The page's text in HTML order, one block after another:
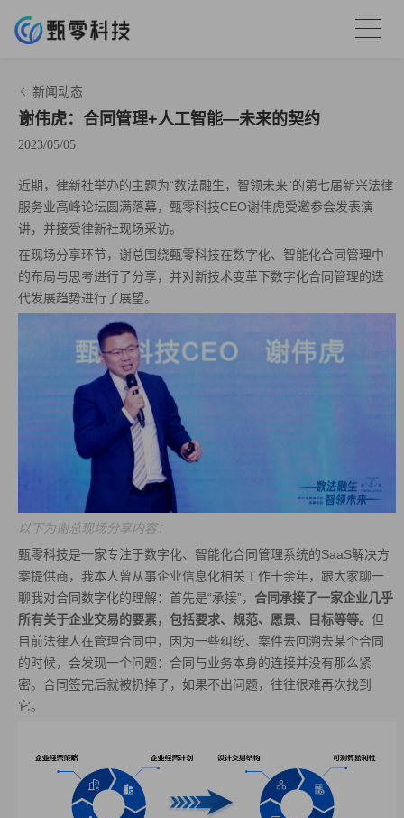
新闻动态
谢伟虎：合同管理+人工智能—未来的契约
2023/05/05
近期，律新社举办的主题为“数法融生，智领未来”的第七届新兴法律
服务业高峰论坛圆满落幕，甄零科技CEO谢伟虎受邀参会发表演
讲，并接受律新社现场采访。
在现场分享环节，谢总围绕甄零科技在数字化、智能化合同管理中
的布局与思考进行了分享，并对新技术变革下数字化合同管理的迭
代发展趋势进行了展望。
以下为谢总现场分享内容：
甄零科技是一家专注于数字化、智能化合同管理系统的SaaS解决方
案提供商，我本人曾从事企业信息化相关工作十余年，跟大家聊一
聊我对合同数字化的理解：首先是“承接”， 合同承接了一家企业几乎
所有关于企业交易的要素，包括要求、规范、愿景、目标等等。 但
目前法律人在管理合同中，因为一些纠纷、案件去回溯去某个合同
的时候，会发现一个问题：合同与业务本身的连接并没有那么紧
密。合同签完后就被扔掉了，如果不出问题，往往很难再次找到
它。